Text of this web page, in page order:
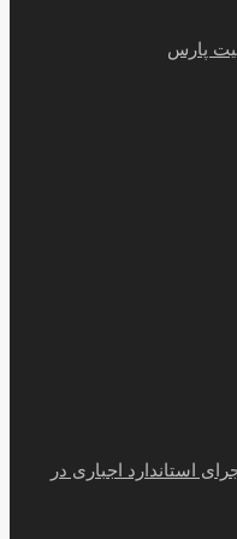
پارس
استاندارد اجباری در